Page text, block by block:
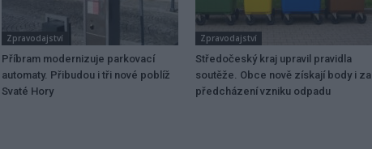
Zpravodajství
Příbram modernizuje parkovací
automaty. Přibudou i tři nové poblíž
Svaté Hory
Zpravodajství
Středočeský kraj upravil pravidla
soutěže. Obce nově získají body i za
předcházení vzniku odpadu